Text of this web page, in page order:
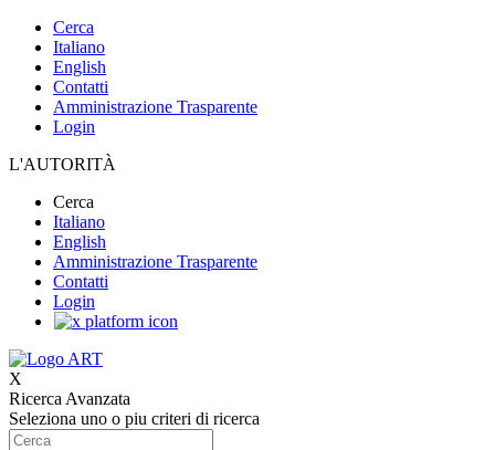
Cerca
Italiano
English
Contatti
Amministrazione Trasparente
Login
L'AUTORITÀ
Cerca
Italiano
English
Amministrazione Trasparente
Contatti
Login
X
Ricerca Avanzata
Seleziona uno o piu criteri di ricerca